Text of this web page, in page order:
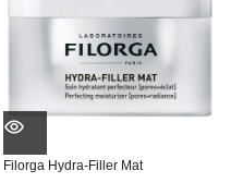
Filorga Hydra-Filler Mat